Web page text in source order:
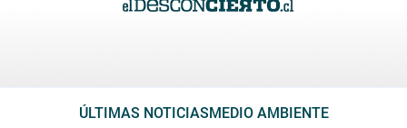
ÚLTIMAS NOTICIASMEDIO AMBIENTE